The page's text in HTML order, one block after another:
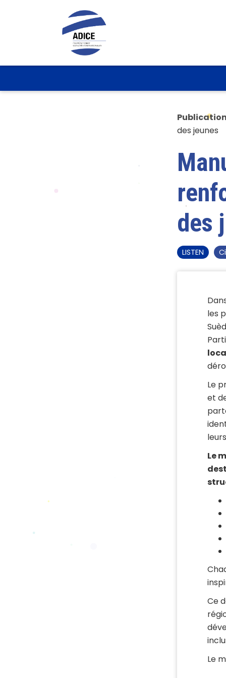
des jeunes
des
LISTEN
les
Le
et
Le
Ce
Le